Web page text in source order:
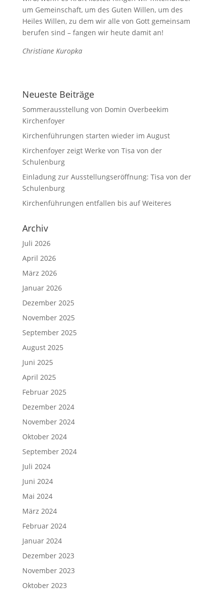
um Gemeinschaft, um des Guten Willen, um des
Heiles Willen, zu dem wir alle von Gott gemeinsam
berufen sind – fangen wir heute damit an!
Christiane Kuropka
Neueste Beiträge
Sommerausstellung von Domin Overbeekim
Kirchenfoyer
Kirchenführungen starten wieder im August
Kirchenfoyer zeigt Werke von Tisa von der
Schulenburg
Einladung zur Ausstellungseröffnung: Tisa von der
Schulenburg
Kirchenführungen entfallen bis auf Weiteres
Archiv
Juli 2026
April 2026
März 2026
Januar 2026
Dezember 2025
November 2025
September 2025
August 2025
Juni 2025
April 2025
Februar 2025
Dezember 2024
November 2024
Oktober 2024
September 2024
Juli 2024
Juni 2024
Mai 2024
März 2024
Februar 2024
Januar 2024
Dezember 2023
November 2023
Oktober 2023